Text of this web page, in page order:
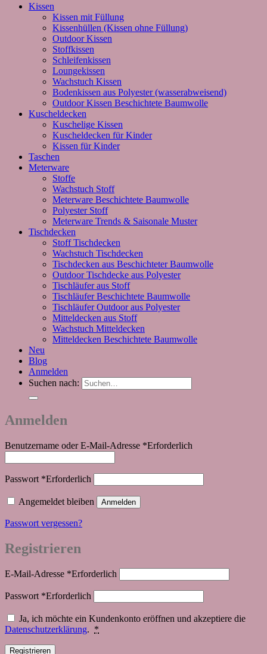
Kissen
Kissen mit Füllung
Kissenhüllen (Kissen ohne Füllung)
Outdoor Kissen
Stoffkissen
Schleifenkissen
Loungekissen
Wachstuch Kissen
Bodenkissen aus Polyester (wasserabweisend)
Outdoor Kissen Beschichtete Baumwolle
Kuscheldecken
Kuschelige Kissen
Kuscheldecken für Kinder
Kissen für Kinder
Taschen
Meterware
Stoffe
Wachstuch Stoff
Meterware Beschichtete Baumwolle
Polyester Stoff
Meterware Trends & Saisonale Muster
Tischdecken
Stoff Tischdecken
Wachstuch Tischdecken
Tischdecken aus Beschichteter Baumwolle
Outdoor Tischdecke aus Polyester
Tischläufer aus Stoff
Tischläufer Beschichtete Baumwolle
Tischläufer Outdoor aus Polyester
Mitteldecken aus Stoff
Wachstuch Mitteldecken
Mitteldecken Beschichtete Baumwolle
Neu
Blog
Anmelden
Suchen nach:
Anmelden
Benutzername oder E-Mail-Adresse *Erforderlich
Passwort *Erforderlich
Angemeldet bleiben Anmelden
Passwort vergessen?
Registrieren
E-Mail-Adresse *Erforderlich
Passwort *Erforderlich
Ja, ich möchte ein Kundenkonto eröffnen und akzeptiere die
Datenschutzerklärung. *
Registrieren